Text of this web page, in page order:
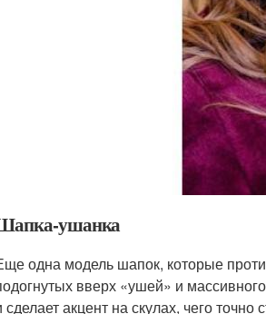
ушанка
одна модель шапок, которые
вверх «ушей» и
сделает акцент на скулах, чего точно